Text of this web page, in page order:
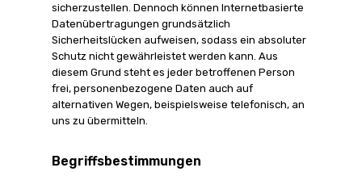
sicherzustellen. Dennoch können Internetbasierte
Datenübertragungen grundsätzlich
Sicherheitslücken aufweisen, sodass ein absoluter
Schutz nicht gewährleistet werden kann. Aus
diesem Grund steht es jeder betroffenen Person
frei, personenbezogene Daten auch auf
alternativen Wegen, beispielsweise telefonisch, an
uns zu übermitteln.
Begriffsbestimmungen